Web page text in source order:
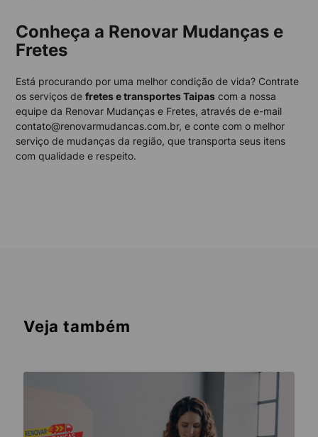
Conheça a Renovar Mudanças e
Fretes
Está procurando por uma melhor condição de vida? Contrate
os serviços defretes e transportes Taipas com a nossa
equipe da Renovar Mudanças e Fretes, através de e-mail
contato@renovarmudancas.com.br, e conte com o melhor
serviço de mudanças da região, que transporta seus itens
com qualidade e respeito.
Veja também